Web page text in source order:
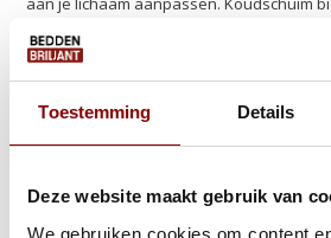
Toestemming Details
Deze website maakt gebruik van
We gebruiken cookies om content
ondersteuning en is goed ademend, wat
slaapomgeving. Het is ideaal voor
ventilatie nodig hebben.Traagschuim
zich langzaam naar je lichaam en biedt
dempende ervaring. Dit maakt het
geborgen gevoel. Beide toppers hebben
afhankelijk van je persoonlijke